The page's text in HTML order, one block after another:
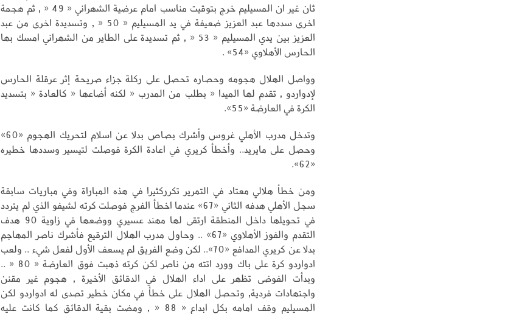
ثان غير ان المسيليم خرج بتوقيت مناسب امام عرضية الشهراني « 49 « , ثم هجمة
اخرى سددها عبد العزيز ضعيفة في يد المسيليم « 50 « , وتسديدة اخرى من عبد
العزيز بين يدي المسيليم « 53 « , ثم تسديدة على الطاير من الشهراني امسك بها
الحارس الأهلاوي «54» .
وواصل الهلال هجومه وحصاره تحصل على ركلة جزاء صريحة إثر عرقلة الحارس
لإدواردو , تقدم لها الميدا « بطلب من المدرب « لكنه أضاعها « كالعادة « بتسديد
الكرة في العارضة «55».
وتدخل مدرب الأهلي غروس وأشرك بصاص بدلا عن اسلام لتحريك الهجوم «60»
وحصل على مايريد.. وأخطأ كريري في اعادة الكرة فوصلت لتيسير وسددها خطيره
«62».
ومن خطأ هلالي معتاد في التمرير تكرركثيرا في هذه المباراة وفي مباريات سابقة
سجل الأهلي هدفه الثاني «67» عندما اخطأ الفرج فوصلت كرته لشيفو الذي لم يتردد
في تحويلها داخل المنطقة ارتقى لها مهند عسيري ووضعها في زاوية 90 هدف
التقدم والفوز الأهلاوي «67» .. وحاول مدرب الهلال الترقيع فأشرك ناصر المهاجم
بدلا عن كريري المدافع «70».. لكن وضع الفريق لم يسعف الأول لفعل شيء .. ولعب
ادواردو كرة على باك وورد اتته من ناصر لكن كرته ذهبت فوق العارضة « 80 « ..
وبدأت الفوضى تظهر على اداء الهلال في الدقائق الأخيرة , هجوم غير مقنن
واجتهادات فردية, وتحصل الهلال على خطأ في مكان خطير تصدى له ادواردو لكن
المسيليم وقف امامه بكل ابداع « 88 « , ومضت بقية الدقائق كما كانت عليه